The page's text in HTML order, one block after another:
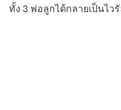
ทั้ง 3 พ่อลูกได้กลายเป็นไ